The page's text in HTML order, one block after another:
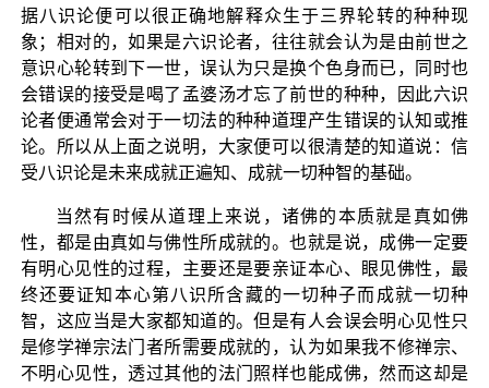
据八识论便可以很正确地解释众生于三界轮转的种种现
象；相对的，如果是六识论者，往往就会认为是由前世之
意识心轮转到下一世，误认为只是换个色身而已，同时也
会错误的接受是喝了孟婆汤才忘了前世的种种，因此六识
论者便通常会对于一切法的种种道理产生错误的认知或推
论。所以从上面之说明，大家便可以很清楚的知道说：信
受八识论是未来成就正遍知、成就一切种智的基础。
当然有时候从道理上来说，诸佛的本质就是真如佛
性，都是由真如与佛性所成就的。也就是说，成佛一定要
有明心见性的过程，主要还是要亲证本心、眼见佛性，最
终还要证知本心第八识所含藏的一切种子而成就一切种
智，这应当是大家都知道的。但是有人会误会明心见性只
是修学禅宗法门者所需要成就的，认为如果我不修禅宗、
不明心见性，透过其他的法门照样也能成佛，然而这却是